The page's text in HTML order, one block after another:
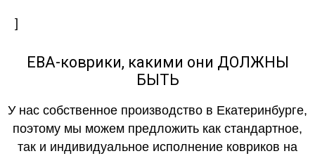
]
ЕВА-коврики, какими они ДОЛЖНЫ
БЫТЬ
У нас собственное производство в Екатеринбурге,
поэтому мы можем предложить как стандартное,
так и индивидуальное исполнение ковриков на